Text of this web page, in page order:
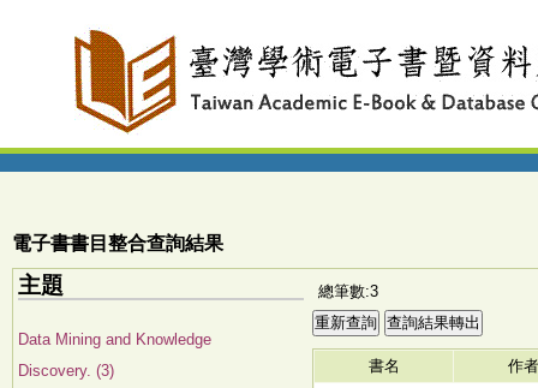
電子書書目整合查詢結果
主題
Data Mining and Knowledge
Discovery. (3)
總筆數:3
書名
作者